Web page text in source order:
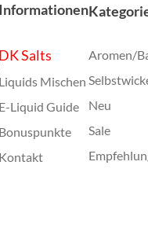
Informationen
DK Salts
Liquids Mischen
E-Liquid Guide
Bonuspunkte
Kontakt
Aromen/
Neu
Sale